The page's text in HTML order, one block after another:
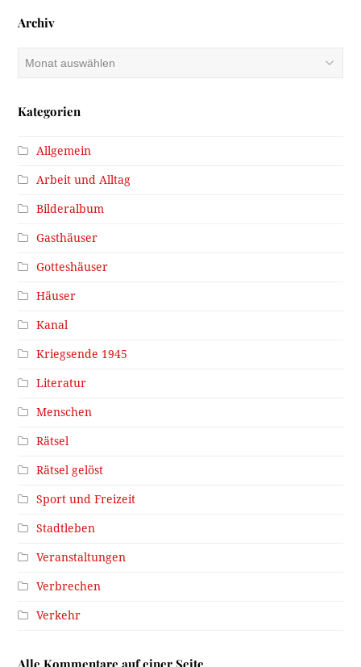
Archiv
Kategorien
Allgemein
Arbeit und Alltag
Bilderalbum
Gasthäuser
Gotteshäuser
Häuser
Kanal
Kriegsende 1945
Literatur
Menschen
Rätsel
Rätsel gelöst
Sport und Freizeit
Stadtleben
Veranstaltungen
Verbrechen
Verkehr
Alle Kommentare auf einer Seite